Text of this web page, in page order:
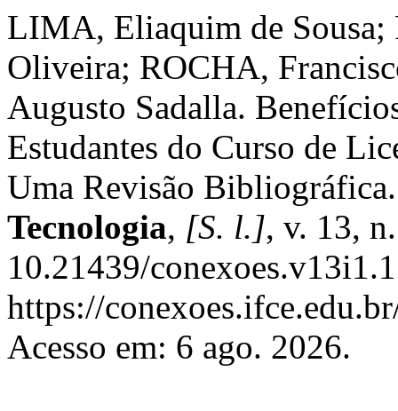
LIMA, Eliaquim de Sousa;
Oliveira; ROCHA,
Augusto Sadalla.
Estudantes do Curso de
Uma Revisão
Tecnologia, [S. l.], v. 13,
10.21439/
https://
Acesso em: 6 ago. 2026.